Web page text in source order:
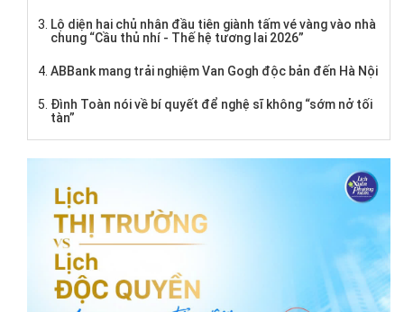
Lộ diện hai chủ nhân đầu tiên giành tấm vé vàng vào nhà
chung “Cầu thủ nhí - Thế hệ tương lai 2026”
ABBank mang trải nghiệm Van Gogh độc bản đến Hà Nội
Đình Toàn nói về bí quyết để nghệ sĩ không “sớm nở tối
tàn”